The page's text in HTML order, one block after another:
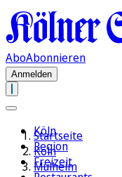
AboAbonnieren
Anmelden
Köln
Region
Freizeit
Startseite
Köln
Mülheim